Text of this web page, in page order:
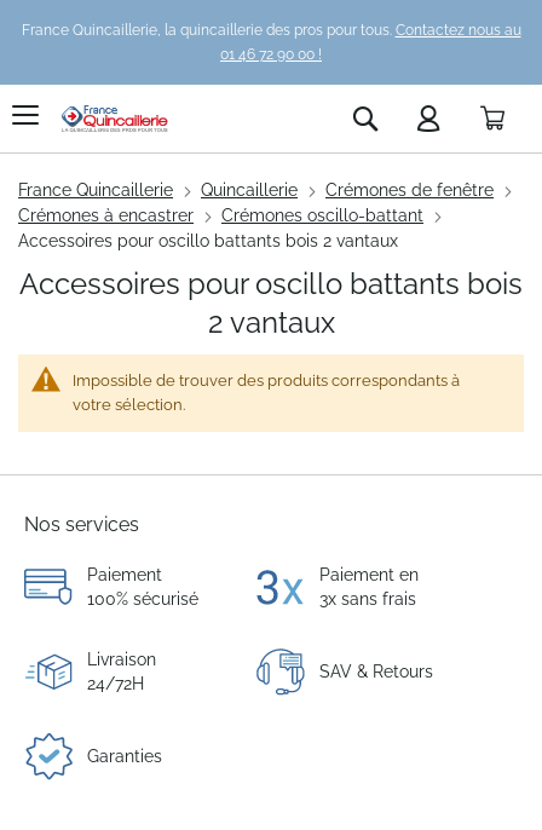
France Quincaillerie, la quincaillerie des pros pour tous. Contactez nous au
01 46 72 90 00 !
Rechercher
France Quincaillerie Quincaillerie
Crémones de fenêtre
Crémones à encastrer
Crémones oscillo-battant
Accessoires pour oscillo battants bois 2 vantaux
Accessoires pour oscillo battants bois
2 vantaux
Impossible de trouver des produits correspondants à
votre sélection.
Nos services
Paiement
100% sécurisé
Paiement en
3x sans frais
Livraison
24/72H
SAV & Retours
Garanties